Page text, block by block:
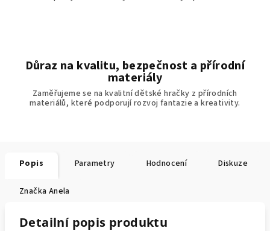
Důraz na kvalitu, bezpečnost a přírodní
materiály
Zaměřujeme se na kvalitní dětské hračky z přírodních
materiálů, které podporují rozvoj fantazie a kreativity.
Popis Parametry Hodnocení Diskuze
Značka Anela
Detailní popis produktu